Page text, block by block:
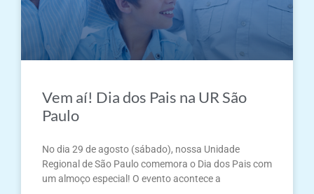
Vem aí! Dia dos Pais na UR São
Paulo
No dia 29 de agosto (sábado), nossa Unidade
Regional de São Paulo comemora o Dia dos Pais com
um almoço especial! O evento acontece a